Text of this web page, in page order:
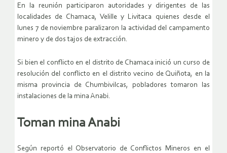
En la reunión participaron autoridades y dirigentes de las
localidades de Chamaca, Velille y Livitaca quienes desde el
lunes 7 de noviembre paralizaron la actividad del campamento
minero y de dos tajos de extracción.
Si bien el conflicto en el distrito de Chamaca inició un curso de
resolución del conflicto en el distrito vecino de Quiñota, en la
misma provincia de Chumbivilcas, pobladores tomaron las
instalaciones de la mina Anabi.
Toman mina Anabi
Según reportó el Observatorio de Conflictos Mineros en el